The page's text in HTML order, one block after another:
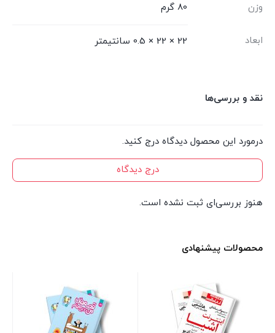
وزن 80 گرم
ابعاد 22 × 22 × 0.5 سانتیمتر
نقد و بررسی‌ها
درمورد این محصول دیدگاه درج کنید.
درج دیدگاه
هنوز بررسی‌ای ثبت نشده است.
محصولات پیشنهادی